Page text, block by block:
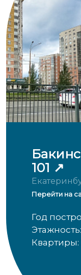
101
Перейти на
Год
Квартиры: